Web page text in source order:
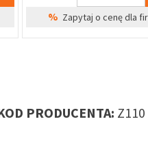
% Zapytaj o cenę dla
PRODUCENTA: Z110